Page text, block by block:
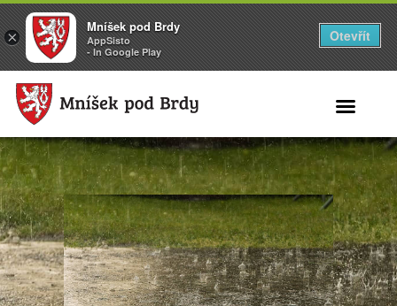
×
Mníšek pod Brdy
AppSisto
- In Google Play
Otevřít